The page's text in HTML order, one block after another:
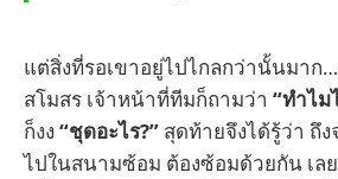
แต่สิ่งที่รอเขาอยู่ไปไกลกว่านั้นมาก
สโมสร เจ้าหน้าที่ทีมก็ถามว่า “ทำไม
ก็งง “ชุดอะไร?” สุดท้ายจึงได้รู้ว่า ถึ
ไปในสนามซ้อม ต้องซ้อมด้วยกัน เล